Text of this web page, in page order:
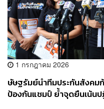
1 กรกฎาคม 2026
ษัษฐรัมย์นำทีมประกันสังคม
ป้องกันแชมป์ ย้ำจุดยืนเน้นป